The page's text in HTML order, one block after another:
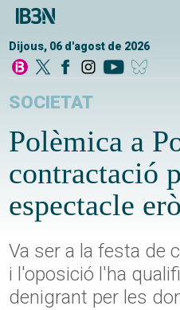
Dijous, 06 d'agost de 2026
SOCIETAT
Polèmica a
contractació
espectacle
Va ser a la festa de
i l'oposició l'ha
denigrant per les